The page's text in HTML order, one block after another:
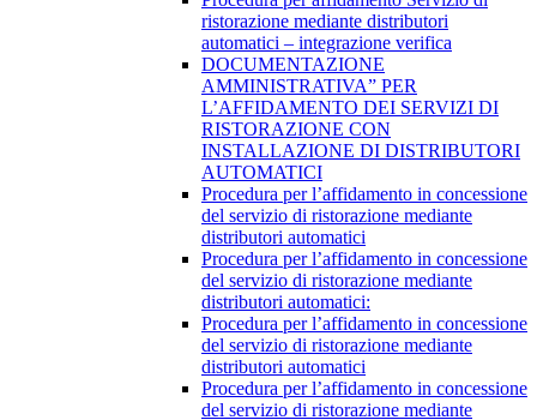
ristorazione mediante distributori
automatici – integrazione verifica
DOCUMENTAZIONE
AMMINISTRATIVA” PER
L’AFFIDAMENTO DEI SERVIZI DI
RISTORAZIONE CON
INSTALLAZIONE DI DISTRIBUTORI
AUTOMATICI
Procedura per l’affidamento in concessione
del servizio di ristorazione mediante
distributori automatici
Procedura per l’affidamento in concessione
del servizio di ristorazione mediante
distributori automatici:
Procedura per l’affidamento in concessione
del servizio di ristorazione mediante
distributori automatici
Procedura per l’affidamento in concessione
del servizio di ristorazione mediante